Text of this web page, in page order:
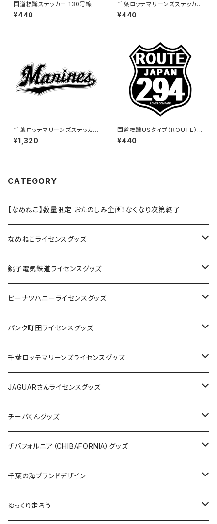
国道標識ステッカー 130号線
¥440
千葉ロッテマリーンズステッカー
16
¥440
千葉ロッテマリーンズステッカー
16（特大）
¥1,320
国道標識USタイプ（ROUTE）ス
テッカー 294号線（ブラック）
¥440
CATEGORY
【なめねこ】数量限定 おたのしみ企画！なくなり次第終了
なめねこライセンスグッズ
Tシャツ
キャップ
ステッカー
缶バッジ
ホテルキーホルダー
銚子電気鉄道ライセンスグッズ
ステッカー
缶バッジ
アクリルキーホルダー
ホテルキーホルダー
クリアファイル
Tシャツ
キャップ
トートバッグ
ピーナツハニーライセンスグッズ
Tシャツ
キャップ
バッグ
ステッカー
缶バッジ
キーホルダー
クリアファイル
パンク町田ライセンスグッズ
Tシャツ
キャップ
バッグ
ステッカー
缶バッジ
キーホルダー
千葉ロッテマリーンズライセンスグッズ
ステッカー
ステッカー
ステッカー大
缶バッジ
缶バッジ32mm
缶バッジ54mm
エコバッグ
JAGUARさんコラボグッズ
Tシャツ
サコッシュ
JAGUARさんライセンスグッズ
Tシャツ
ステッカー
缶バッジ
クリアファイル
チーバくんグッズ
Tシャツ
キャップ
エコバッグ
チバフォルニア（CHIBAFORNIA）グッズ
Tシャツ
キャップ
千葉の海ブランドデザイン
Tシャツ
ゆっくり走ろう